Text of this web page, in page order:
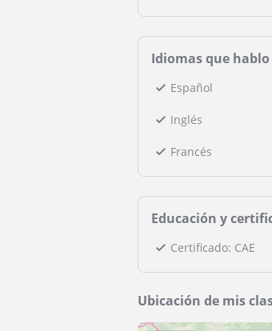
Idiomas que hablo
Español
Inglés
Francés
Educación y
Certificado: CAE
Ubicación de mis